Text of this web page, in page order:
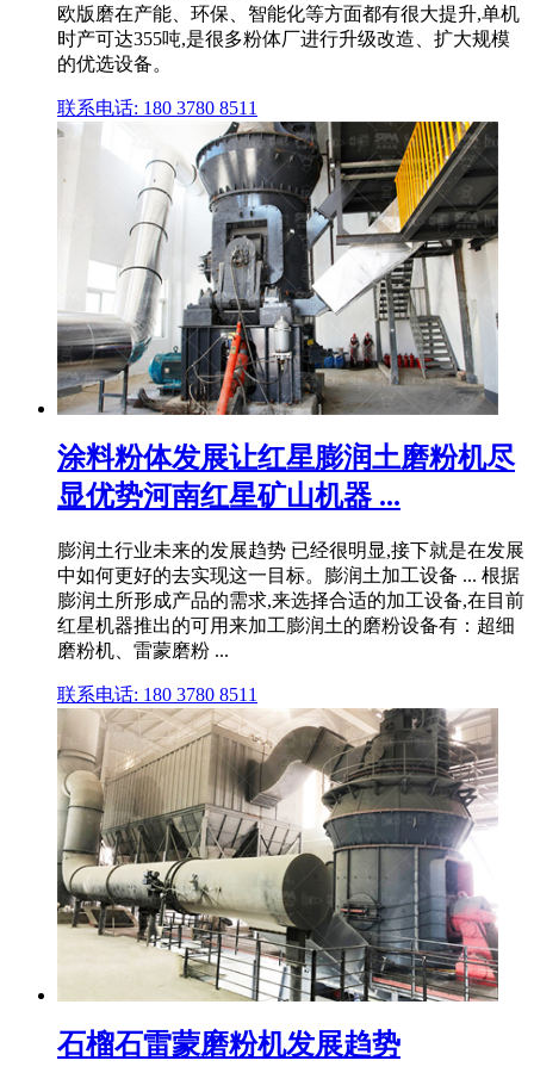
欧版磨在产能、环保、智能化等方面都有很大提升,单机
时产可达355吨,是很多粉体厂进行升级改造、扩大规模
的优选设备。
联系电话: 180 3780 8511
涂料粉体发展让红星膨润土磨粉机尽
显优势河南红星矿山机器 ...
膨润土行业未来的发展趋势 已经很明显,接下就是在发展
中如何更好的去实现这一目标。膨润土加工设备 ... 根据
膨润土所形成产品的需求,来选择合适的加工设备,在目前
红星机器推出的可用来加工膨润土的磨粉设备有：超细
磨粉机、雷蒙磨粉 ...
联系电话: 180 3780 8511
石榴石雷蒙磨粉机发展趋势